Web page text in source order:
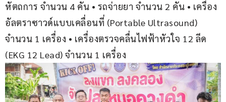
หัตถการ จำนวน 4 คัน • รถจ่ายยา จำนวน 2 คัน • เครื่อง
อัลตราซาวด์แบบเคลื่อนที่ (Portable Ultrasound)
จำนวน 1 เครื่อง • เครื่องตรวจคลื่นไฟฟ้าหัวใจ 12 ลีด
(EKG 12 Lead) จำนวน 1 เครื่อง